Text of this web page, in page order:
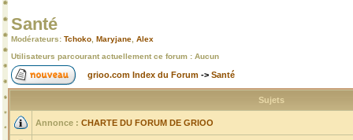
Santé
Modérateurs: Tchoko Maryjane Alex
Utilisateurs parcourant actuellement ce forum : Aucun
grioo.com Index du Forum -> Santé
Sujets
Annonce : CHARTE DU FORUM DE GRIOO